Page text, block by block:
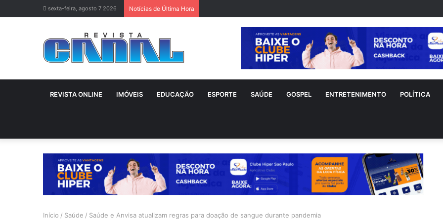
sexta-feira, agosto 7 2026 Notícias de Última Hora
REVISTA ONLINE IMÓVEIS EDUCAÇÃO ESPORTE SAÚDE GOSPEL ENTRETENIMENTO POLÍTICA
Início / Saúde / Saúde e Anvisa atualizam regras para doação de sangue durante pandemia